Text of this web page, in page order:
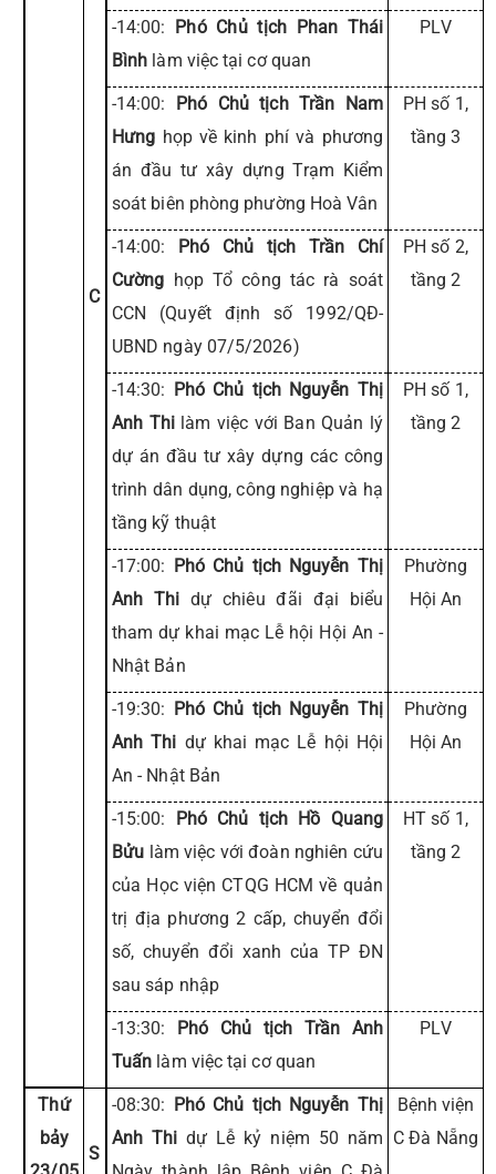
C
-14:00: Phó Chủ tịch Phan Thái
Bình làm việc tại cơ quan
PLV
-14:00: Phó Chủ tịch Trần Nam
Hưng họp về kinh phí và phương
án đầu tư xây dựng Trạm Kiểm
soát biên phòng phường Hoà Vân
PH số 1,
tầng 3
-14:00: Phó Chủ tịch Trần Chí
Cường họp Tổ công tác rà soát
CCN (Quyết định số 1992/QĐ-
UBND ngày 07/5/2026)
PH số 2,
tầng 2
-14:30: Phó Chủ tịch Nguyễn Thị
Anh Thilàm việc với Ban Quản lý
dự án đầu tư xây dựng các công
trình dân dụng, công nghiệp và hạ
tầng kỹ thuật
PH số 1,
tầng 2
-17:00: Phó Chủ tịch Nguyễn Thị
Anh Thi dự chiêu đãi đại biểu
tham dự khai mạc Lễ hội Hội An -
Nhật Bản
Phường
Hội An
-19:30: Phó Chủ tịch Nguyễn Thị
Anh Thi dự khai mạc Lễ hội Hội
An - Nhật Bản
Phường
Hội An
-15:00: Phó Chủ tịch Hồ Quang
Bửu làm việc với đoàn nghiên cứu
của Học viện CTQG HCM về quản
trị địa phương 2 cấp, chuyển đổi
số, chuyển đổi xanh của TP ĐN
sau sáp nhập
HT số 1,
tầng 2
-13:30: Phó Chủ tịch Trần Anh
Tuấn làm việc tại cơ quan
PLV
Thứ
bảy
S
-08:30: Phó Chủ tịch Nguyễn Thị
Anh Thi dự Lễ kỷ niệm 50 năm
Bệnh viện
C Đà Nẵng